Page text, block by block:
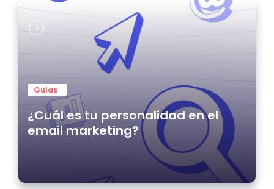
Guías
¿Cuál es tu personalidad en el
email marketing?